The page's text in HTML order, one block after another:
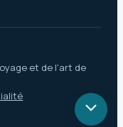
et de l'art de